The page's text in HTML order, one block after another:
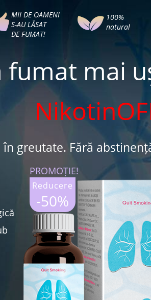
MII DE OAMENI
S-AU LĂSAT
DE FUMAT!
100%
natural
fumat mai
în greutate. Fără
PROMOȚIE!
Reducere
-50%